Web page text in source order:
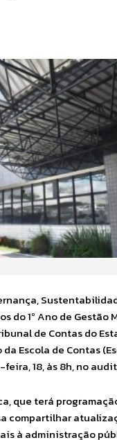
do 1º Ano de Gestão
de Contas do
da Escola de Contas
18, às 8h, no
que terá
compartilhar
à administração